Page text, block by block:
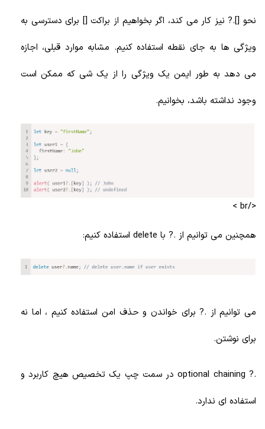
نحو [].? نیز کار می کند، اگر بخواهیم از براکت [] برای دسترسی به
ویژگی ها به جای نقطه استفاده کنیم. مشابه موارد قبلی، اجازه
می دهد به طور ایمن یک ویژگی را از یک شی که ممکن است
وجود نداشته باشد، بخوانیم.
</br >
همچنین می توانیم از .? با delete استفاده کنیم:
می توانیم از .? برای خواندن و حذف امن استفاده کنیم ، اما نه
برای نوشتن.
.? optional chaining در سمت چپ یک تخصیص هیچ کاربرد و
استفاده ای ندارد.